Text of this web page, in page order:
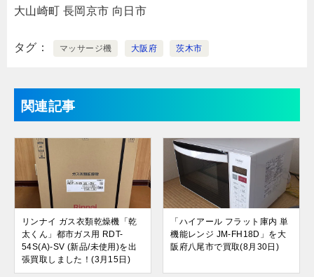
大山崎町 長岡京市 向日市
タグ マッサージ機 大阪府 茨木市
関連記事
リンナイ ガス衣類乾燥機「乾
太くん」都市ガス用 RDT-
54S(A)-SV (新品/未使用)を出
張買取しました！(3月15日)
「ハイアール フラット庫内 単
機能レンジ JM-FH18D」を大
阪府八尾市で買取(8月30日)